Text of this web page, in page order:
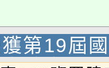
第19屆